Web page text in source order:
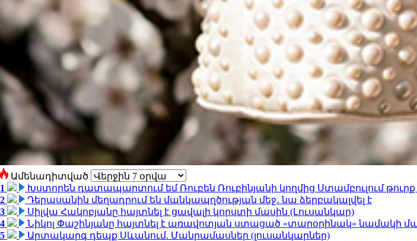
Ամենադիտված
1
Խստորեն դատապարտում եմ Ռուբեն Ռուբինյանի կողմից Ստամբուլում թուրք
2
Դերասանին մեղադրում են մանկապղծության մեջ․ նա ձերբակալվել է
3
Սիլվա Հակոբյանը հայտնել է ցավալի կորստի մասին (Լուսանկար)
4
Նիկոլ Փաշինյանը հայտնել է առավոտյան ստացած «տարօրինակ» նամակի
5
Արտակարգ դեպք Սևանում. Մանրամասներ (լուսանկարներ)